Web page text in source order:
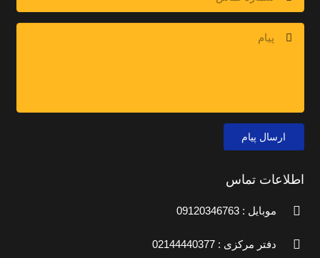
ارسال پیام
اطلاعات تماس
موبایل : 09120346763
دفتر مرکزی : 02144440377